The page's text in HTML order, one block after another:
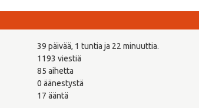
39 päivää, 1 tuntia ja 22 minuuttia.
1193 viestiä
85 aihetta
0 äänestystä
17 ääntä